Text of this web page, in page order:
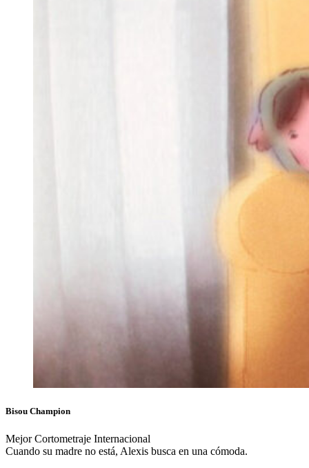
Bisou Champion
Mejor Cortometraje Internacional
Cuando su madre no está, Alexis busca en una cómoda.